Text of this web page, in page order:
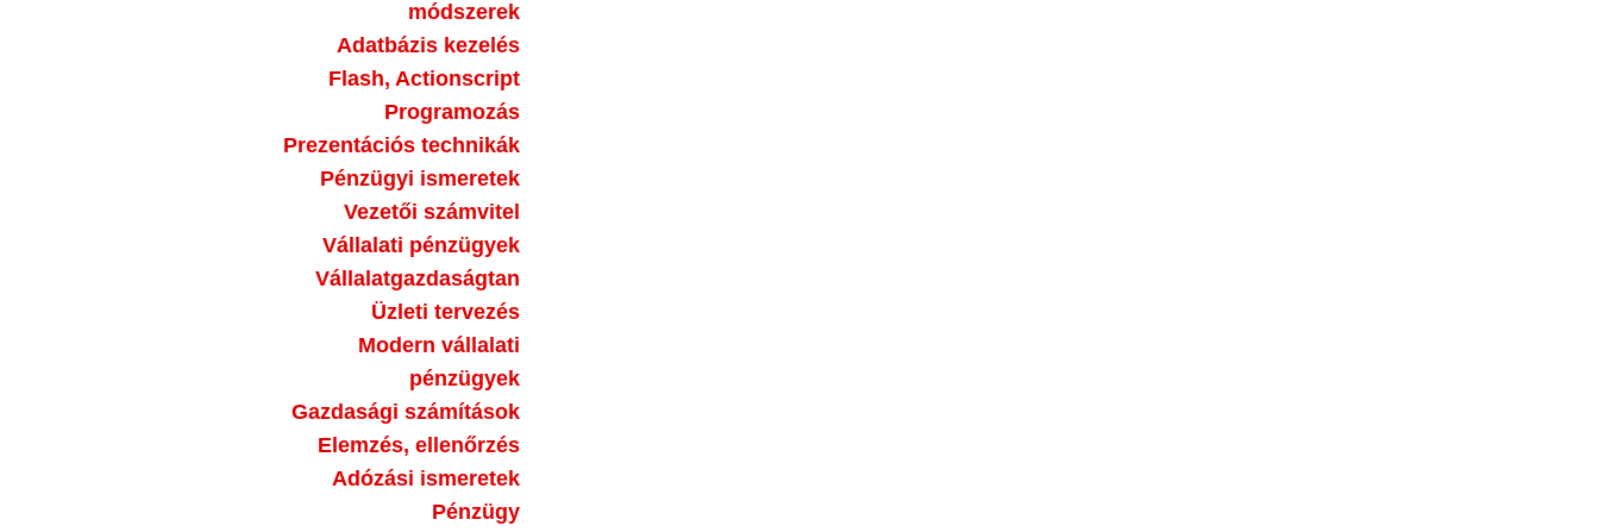
módszerek
Adatbázis kezelés
Flash, Actionscript
Programozás
Prezentációs technikák
Pénzügyi ismeretek
Vezetői számvitel
Vállalati pénzügyek
Vállalatgazdaságtan
Üzleti tervezés
Modern vállalati
pénzügyek
Gazdasági számítások
Elemzés, ellenőrzés
Adózási ismeretek
Pénzügy